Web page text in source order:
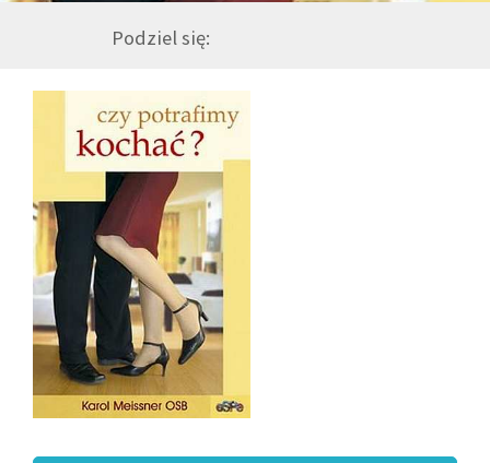
DRUŻYNA
WESPRZYJ NAS
PARTNERZY
NEWSLETTER
Podziel się: